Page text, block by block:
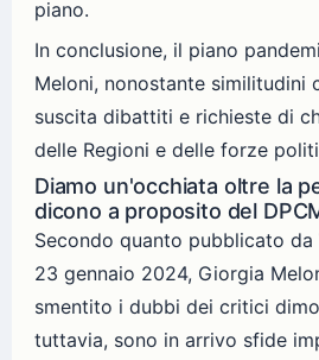
piano.
In conclusione, il piano
Meloni, nonostante similitudini
suscita dibattiti e richieste di
delle Regioni e delle forze
Diamo un'occhiata oltre la
dicono a proposito del
Secondo quanto pubblicato da
23 gennaio 2024, Giorgia
smentito i dubbi dei critici
tuttavia, sono in arrivo sfide